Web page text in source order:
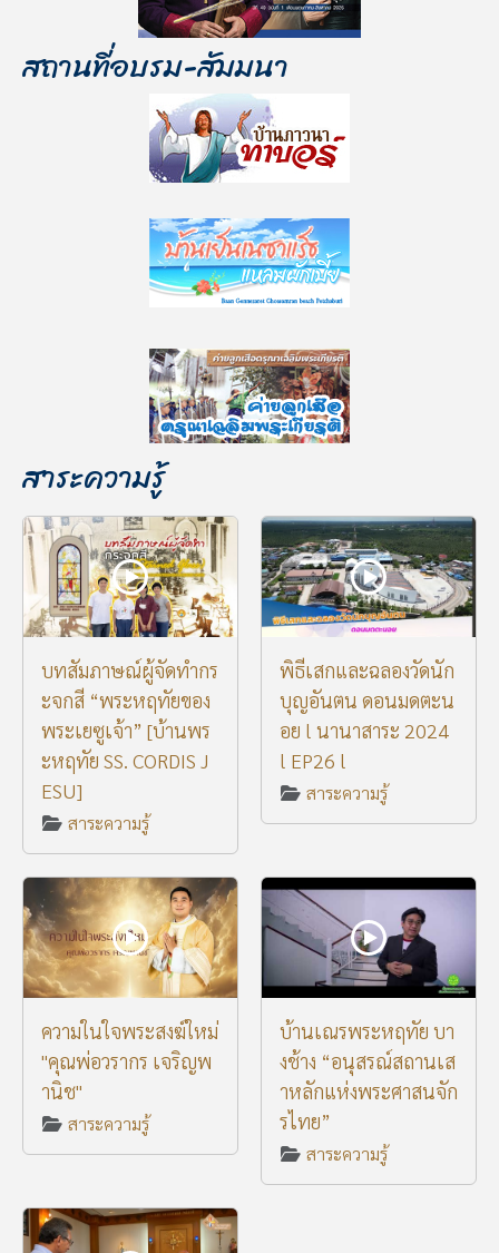
สถานที่อบรม-สัมมนา
สาระความรู้
บทสัมภาษณ์ผู้จัดทำกร
ะจกสี “พระหฤทัยของ
พระเยซูเจ้า” [บ้านพร
ะหฤทัย SS. CORDIS J
ESU]
สาระความรู้
พิธีเสกและฉลองวัดนัก
บุญอันตน ดอนมดตะน
อย l นานาสาระ 2024
l EP26 l
สาระความรู้
ความในใจพระสงฆ์ใหม่
"คุณพ่อวรากร เจริญพ
านิช"
สาระความรู้
บ้านเณรพระหฤทัย บา
งช้าง “อนุสรณ์สถานเส
าหลักแห่งพระศาสนจัก
รไทย”
สาระความรู้